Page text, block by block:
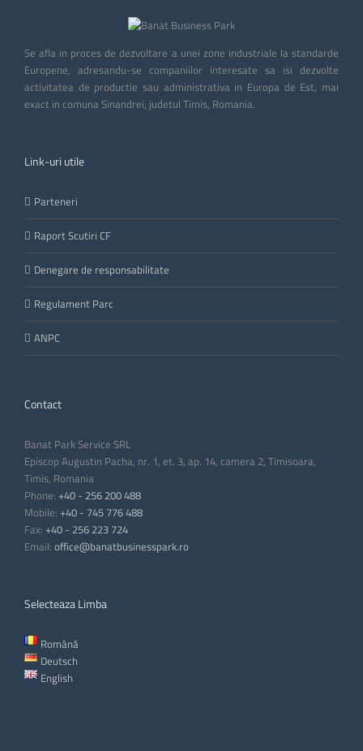
Se afla in proces de dezvoltare a unei zone industriale la standarde
Europene, adresandu-se companiilor interesate sa isi dezvolte
activitatea de productie sau administrativa in Europa de Est, mai
exact in comuna Sinandrei, judetul Timis, Romania.
Link-uri utile
Parteneri
Raport Scutiri CF
Denegare de responsabilitate
Regulament Parc
ANPC
Contact
Banat Park Service SRL
Episcop Augustin Pacha, nr. 1, et. 3, ap. 14, camera 2, Timisoara,
Timis, Romania
Phone:+40 - 256 200 488
Mobile:+40 - 745 776 488
Fax:+40 - 256 223 724
Email:office@banatbusinesspark.ro
Selecteaza Limba
Română
Deutsch
English